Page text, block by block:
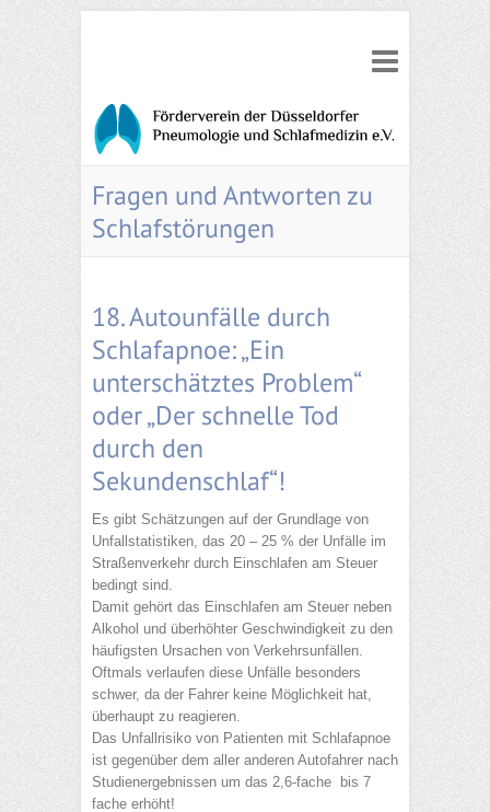
Fragen und Antworten zu
Schlafstörungen
18. Autounfälle durch
Schlafapnoe: „Ein
unterschätztes Problem“
oder „Der schnelle Tod
durch den
Sekundenschlaf“!
Es gibt Schätzungen auf der Grundlage von
Unfallstatistiken, das 20 – 25 % der Unfälle im
Straßenverkehr durch Einschlafen am Steuer
bedingt sind.
Damit gehört das Einschlafen am Steuer neben
Alkohol und überhöhter Geschwindigkeit zu den
häufigsten Ursachen von Verkehrsunfällen.
Oftmals verlaufen diese Unfälle besonders
schwer, da der Fahrer keine Möglichkeit hat,
überhaupt zu reagieren.
Das Unfallrisiko von Patienten mit Schlafapnoe
ist gegenüber dem aller anderen Autofahrer nach
Studienergebnissen um das 2,6-fache bis 7
fache erhöht!